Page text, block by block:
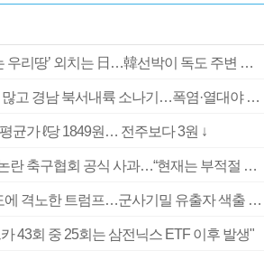
[속보] 여전히 ‘독도는 우리땅’ 외치는 日…韓선박이 독도 주변 해양조사 활동하자 반발
부산 울산 경남 구름 많고 경남 북서내륙 소나기…폭염·열대야 계속
균가 ℓ당 1849원… 전주보다 3원 ↓
[속보] ‘심판 성접대’ 논란 축구협회 공식 사과…“현재는 부적절 행위 없어”
‘탄약 부족 사태’ 보도에 격노한 트럼프…군사기밀 유출자 색출 지시
43회 중 25회는 삼전닉스 ETF 이후 발생"